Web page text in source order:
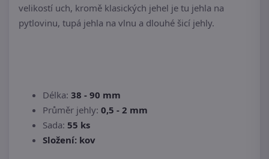
velikostí uch, kromě klasických jehel je tu jehla na
pytlovinu, tupá jehla na vlnu a dlouhé šicí jehly.
Délka: 38 - 90 mm
Průměr jehly: 0,5 - 2 mm
Sada: 55 ks
Složení: kov